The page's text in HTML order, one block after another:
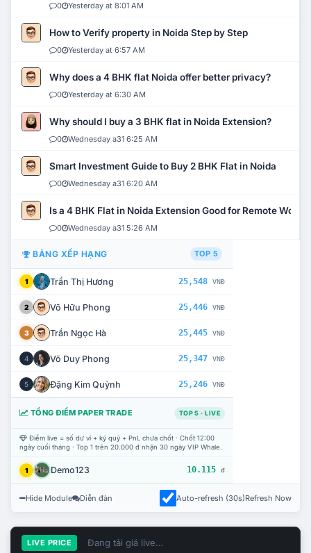
0 Yesterday at 8:01 AM
How to Verify property in Noida Step by Step
0 Yesterday at 6:57 AM
Why does a 4 BHK flat Noida offer better privacy?
0 Yesterday at 6:30 AM
Why should I buy a 3 BHK flat in Noida Extension?
0 Wednesday a31 6:25 AM
Smart Investment Guide to Buy 2 BHK Flat in Noida
0 Wednesday a31 6:20 AM
Is a 4 BHK Flat in Noida Extension Good for Remote Work?
0 Wednesday a31 5:26 AM
BẢNG XẾP HẠNG TOP 5
1 Trần Thị Hương 25,548 VNĐ
2 Võ Hữu Phong 25,446 VNĐ
3 Trần Ngọc Hà 25,445 VNĐ
4 Võ Duy Phong 25,347 VNĐ
5 Đặng Kim Quỳnh 25,246 VNĐ
TỔNG ĐIỂM PAPER TRADE TOP 5 · LIVE
Điểm live = số dư ví + ký quỹ + PnL chưa chốt · Chốt 12:00
ngày cuối tháng · Top 1 trên 20.000 đ nhận 30 ngày VIP Whale.
1 Demo123 10.115 đ
Hide Module Diễn đàn Auto-refresh (30s)Refresh Now
LIVE PRICE Đang tải giá live...